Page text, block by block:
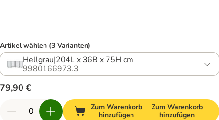
Artikel wählen (3 Varianten)
Hellgrau|204L x 36B x 75H cm
9980166973.3
79,90 €
Zum Warenkorb
hinzufügen
Zum Warenkorb
hinzufügen